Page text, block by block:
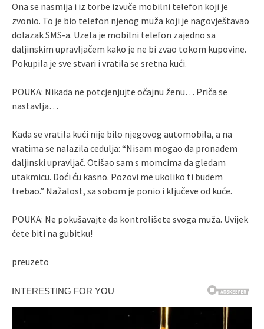
Ona se nasmija i iz torbe izvuče mobilni telefon koji je
zvonio. To je bio telefon njenog muža koji je nagovještavao
dolazak SMS-a. Uzela je mobilni telefon zajedno sa
daljinskim upravljačem kako je ne bi zvao tokom kupovine.
Pokupila je sve stvari i vratila se sretna kući.
POUKA: Nikada ne potcjenjujte očajnu ženu… Priča se
nastavlja…
Kada se vratila kući nije bilo njegovog automobila, a na
vratima se nalazila cedulja: “Nisam mogao da pronađem
daljinski upravljač. Otišao sam s momcima da gledam
utakmicu. Doći ću kasno. Pozovi me ukoliko ti budem
trebao.” Nažalost, sa sobom je ponio i ključeve od kuće.
POUKA: Ne pokušavajte da kontrolišete svoga muža. Uvijek
ćete biti na gubitku!
preuzeto